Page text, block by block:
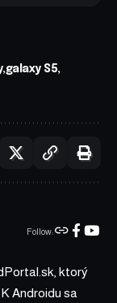
galaxy S5
Follow:
ktorý
Androidu sa